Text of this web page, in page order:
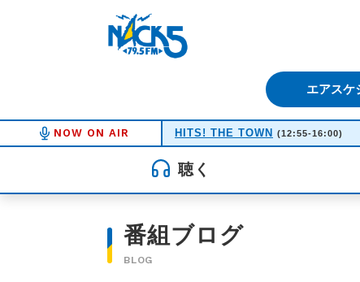
エアスケ
NOW ON AIR HITS! THE TOWN (12:55-16:00)
聴く
番組ブログ
BLOG